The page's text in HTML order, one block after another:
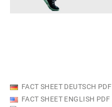
FACT SHEET DEUTSCH PDF
FACT SHEET ENGLISH PDF